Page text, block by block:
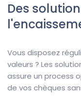
Des
Vous disposez
valeurs ? Les
assure un process
de vos chèques